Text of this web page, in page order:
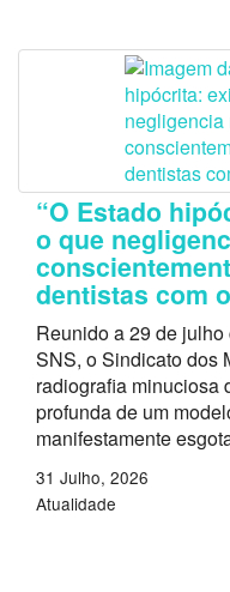
“O Estado
o que
dentistas com
Reunido a 29 de
SNS, o Sindicato dos
radiografia minuciosa
profunda de um
manifestamente
31 Julho, 2026
Atualidade